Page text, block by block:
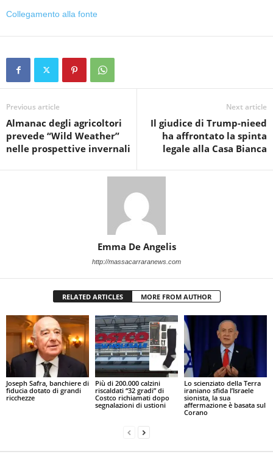
Collegamento alla fonte
Previous article
Almanac degli agricoltori
prevede “Wild Weather”
nelle prospettive invernali
Next article
Il giudice di Trump-nieed
ha affrontato la spinta
legale alla Casa Bianca
Emma De Angelis
http://massacarraranews.com
RELATED ARTICLES MORE FROM AUTHOR
Joseph Safra, banchiere di
fiducia dotato di grandi
ricchezze
Più di 200.000 calzini
riscaldati “32 gradi” di
Costco richiamati dopo
segnalazioni di ustioni
Lo scienziato della Terra
iraniano sfida l’Israele
sionista, la sua
affermazione è basata sul
Corano